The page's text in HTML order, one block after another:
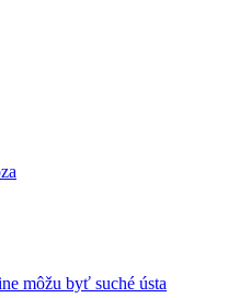
môžu byť suché ústa